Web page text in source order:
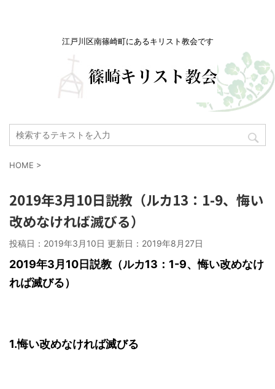
江戸川区南篠崎町にあるキリスト教会です
HOME >
2019年3月10日説教（ルカ13：1-9、悔い
改めなければ滅びる）
投稿日：2019年3月10日 更新日： 2019年8月27日
2019年3月10日説教（ルカ13：1-9、悔い改めなけ
れば滅びる）
1.悔い改めなければ滅びる